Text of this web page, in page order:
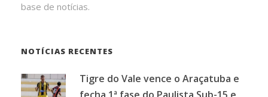
base de notícias.
NOTÍCIAS RECENTES
Tigre do Vale vence o Araçatuba e